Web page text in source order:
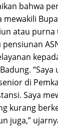
bahwa
atau
pensiunan
di
Saya
kurang
juga,”